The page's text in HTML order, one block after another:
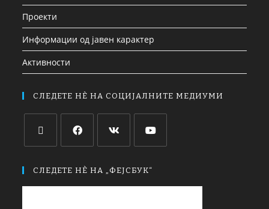
Проекти
Информации од јавен карактер
Активности
СЛЕДЕТЕ НЀ НА СОЦИЈАЛНИТЕ МЕДИУМИ
СЛЕДЕТЕ НЀ НА „ФЕЈСБУК“